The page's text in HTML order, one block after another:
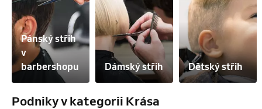
Pánský střih
v
barbershopu
Dámský střih Dětský střih
Podniky v kategorii Krása